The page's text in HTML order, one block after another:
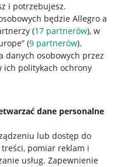
i potrzebujesz.
będzie Allegro a
(17 partnerów), w
(9 partnerów).
danych osobowych przez
ich politykach ochrony
dane personalne
lub dostęp do
pomiar reklam i
usług. Zapewnienie